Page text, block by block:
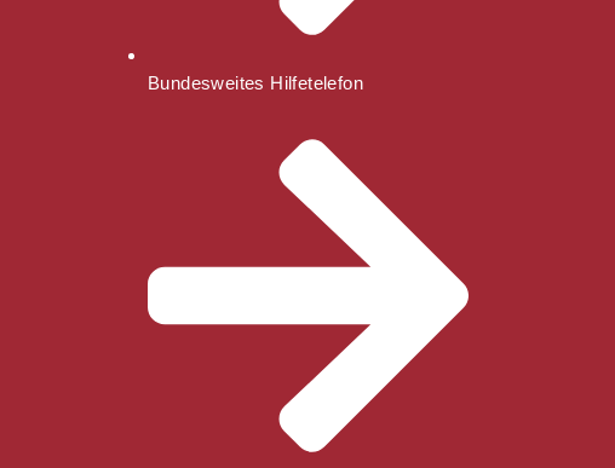
Bundesweites Hilfetelefon